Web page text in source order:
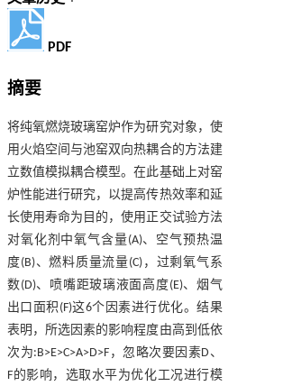
PDF
摘要
将纯氧燃烧玻璃窑炉作为研究对象，使
用火焰空间与池窑双向热耦合的方法建
立数值模拟耦合模型。在此基础上对窑
炉性能进行研究，以提高传热效率和延
长使用寿命为目的，使用正交试验方法
对氧化剂中氧气含量(A)、空气预热温
度(B)、燃料质量流量(C)，过剩氧气系
数(D)、喷嘴距玻璃液面高度(E)、烟气
出口面积(F)这6个因素进行优化。结果
表明，所选因素的影响程度由高到低依
次为:B>E>C>A>D>F，忽略次要因素D、
F的影响，选取水平为优化工况进行模